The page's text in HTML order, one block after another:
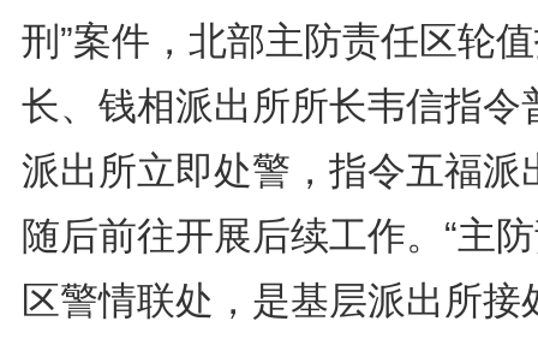
刑”案件，北部主防责任区轮
长、钱相派出所所长韦信指令
派出所立即处警，指令五福派
随后前往开展后续工作。“主
区警情联处，是基层派出所接